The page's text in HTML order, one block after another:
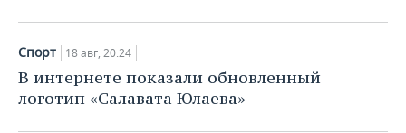
Спорт 18 авг, 20:24
В интернете показали обновленный
логотип «Салавата Юлаева»